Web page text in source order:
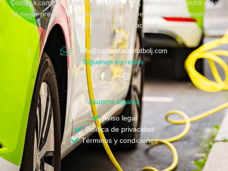
Compra camisetas de Fútbol, NBA, NFL, chandals y mucho más
al mejor precio, con la mejor atención personalizada y envíos a
toda España e internacional.
info@camisetasdefutbolj.com
Síguenos en redes:
Asuntos legales
Aviso legal
Política de privacidad
Términos y condiciones